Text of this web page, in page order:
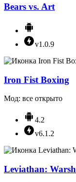
Bears vs. Art
v1.0.9
Iron Fist Boxing
Мод: все открыто
4.2
v6.1.2
Leviathan: